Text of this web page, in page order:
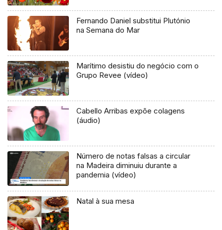
Fernando Daniel substitui Plutónio
na Semana do Mar
Marítimo desistiu do negócio com o
Grupo Revee (vídeo)
Cabello Arribas expõe colagens
(áudio)
Número de notas falsas a circular
na Madeira diminuiu durante a
pandemia (vídeo)
Natal à sua mesa